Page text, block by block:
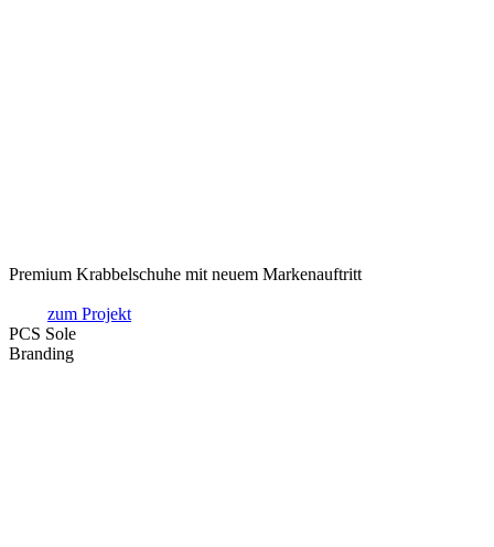
Premium Krabbelschuhe mit neuem Markenauftritt
zum Projekt
PCS Sole
Branding